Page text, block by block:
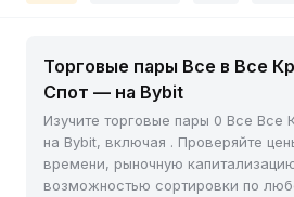
Торговые пары Все в Все
Спот — на Bybit
Изучите торговые пары 0 Все Все
на Bybit, включая . Проверяйте
времени, рыночную
возможностью сортировки по